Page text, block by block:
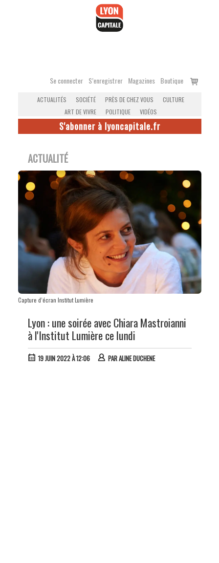
Se connecter S’enregistrer Magazines Boutique
Voir
ACTUALITÉS SOCIÉTÉ PRÈS DE CHEZ VOUS
CULTURE
ART DE VIVRE
POLITIQUE VIDÉOS
S'abonner à lyoncapitale.fr
ACTUALITÉ
Capture d’écran Institut Lumière
Lyon : une soirée avec Chiara Mastroianni
à l'Institut Lumière ce lundi
19 JUIN 2022 À 12:06 PARALINE DUCHENE